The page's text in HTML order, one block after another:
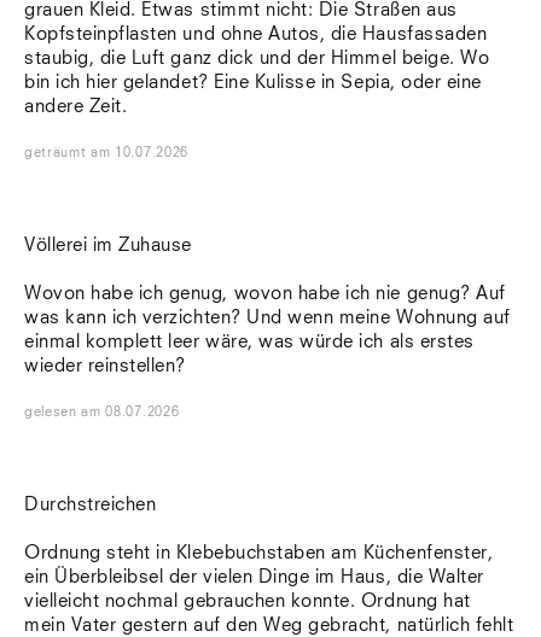
grauen Kleid. Etwas stimmt nicht: Die Straßen aus
Kopfsteinpflasten und ohne Autos, die Hausfassaden
staubig, die Luft ganz dick und der Himmel beige. Wo
bin ich hier gelandet? Eine Kulisse in Sepia, oder eine
andere Zeit.
geträumt am 10.07.2026
Völlerei im Zuhause
Wovon habe ich genug, wovon habe ich nie genug? Auf
was kann ich verzichten? Und wenn meine Wohnung auf
einmal komplett leer wäre, was würde ich als erstes
wieder reinstellen?
gelesen am08.07.2026
Durchstreichen
Ordnung steht in Klebebuchstaben am Küchenfenster,
ein Überbleibsel der vielen Dinge im Haus, die Walter
vielleicht nochmal gebrauchen konnte. Ordnung hat
mein Vater gestern auf den Weg gebracht, natürlich fehlt